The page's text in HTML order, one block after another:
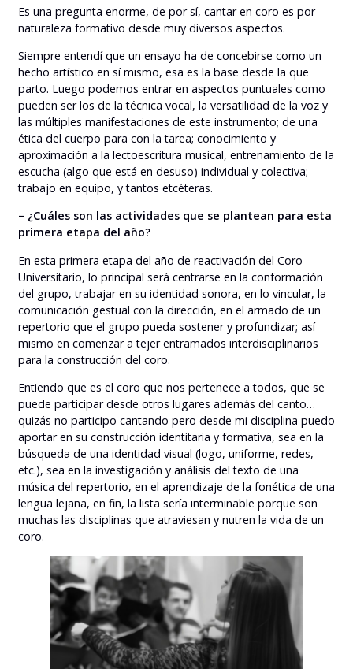
Es una pregunta enorme, de por sí, cantar en coro es por
naturaleza formativo desde muy diversos aspectos.
Siempre entendí que un ensayo ha de concebirse como un
hecho artístico en sí mismo, esa es la base desde la que
parto. Luego podemos entrar en aspectos puntuales como
pueden ser los de la técnica vocal, la versatilidad de la voz y
las múltiples manifestaciones de este instrumento; de una
ética del cuerpo para con la tarea; conocimiento y
aproximación a la lectoescritura musical, entrenamiento de la
escucha (algo que está en desuso) individual y colectiva;
trabajo en equipo, y tantos etcéteras.
– ¿Cuáles son las actividades que se plantean para esta
primera etapa del año?
En esta primera etapa del año de reactivación del Coro
Universitario, lo principal será centrarse en la conformación
del grupo, trabajar en su identidad sonora, en lo vincular, la
comunicación gestual con la dirección, en el armado de un
repertorio que el grupo pueda sostener y profundizar; así
mismo en comenzar a tejer entramados interdisciplinarios
para la construcción del coro.
Entiendo que es el coro que nos pertenece a todos, que se
puede participar desde otros lugares además del canto…
quizás no participo cantando pero desde mi disciplina puedo
aportar en su construcción identitaria y formativa, sea en la
búsqueda de una identidad visual (logo, uniforme, redes,
etc.), sea en la investigación y análisis del texto de una
música del repertorio, en el aprendizaje de la fonética de una
lengua lejana, en fin, la lista sería interminable porque son
muchas las disciplinas que atraviesan y nutren la vida de un
coro.